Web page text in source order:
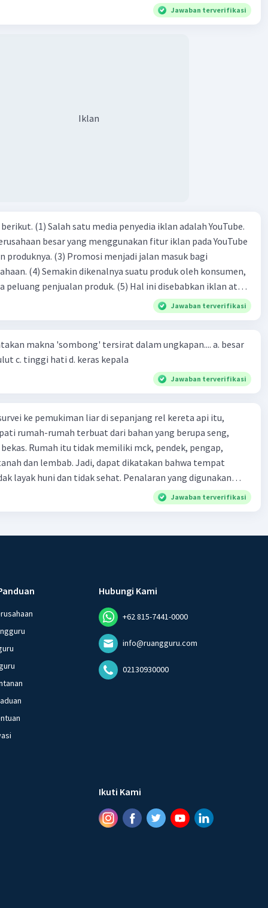
maka terjalinlah di antara kita saling tolong-menolong,
Jawaban terverifikasi
Iklan
iklan adalah YouTube.
besar yang menggunakan fitur iklan pada YouTube
menjadi jalan masuk bagi
oleh konsumen,
produk. (5) Hal ini disebabkan iklan atau
cara untuk mengenalkan produk perusahaan kepada
(2)
Jawaban terverifikasi
makna 'sombong' tersirat dalam ungkapan.... a. besar
kepala b. besar mulut c. tinggi hati d. keras kepala
Jawaban terverifikasi
ke pemukiman liar di sepanjang rel kereta api itu,
rumah-rumah terbuat dari bahan yang berupa seng,
bekas. Rumah itu tidak memiliki mck, pendek, pengap,
dan lembab. Jadi, dapat dikatakan bahwa tempat
dan tidak sehat. Penalaran yang digunakan
adalah . . . .
Jawaban terverifikasi
Hubungi Kami
+62 815-7441-0000
info@ruangguru.com
02130930000
Ikuti Kami